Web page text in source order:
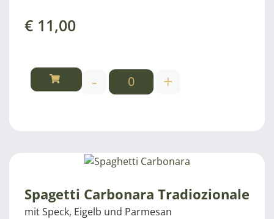
€ 11,00
- +
Spagetti Carbonara Tradiozionale
mit Speck, Eigelb und Parmesan